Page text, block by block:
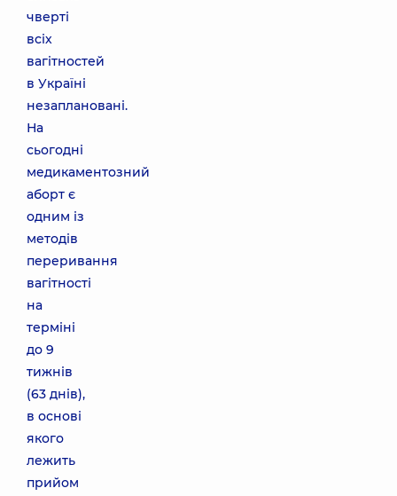
чверті
всіх
вагітностей
в Україні
незаплановані.
На
сьогодні
медикаментозний
аборт є
одним із
методів
переривання
вагітності
на
терміні
до 9
тижнів
(63 днів),
в основі
якого
лежить
прийом